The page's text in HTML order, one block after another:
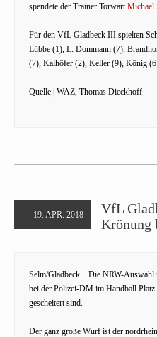
spendete der Trainer Torwart Michael
Für den VfL Gladbeck III spielten
Lübbe (1), L. Dommann (7),
(7), Kalhöfer (2), Keller (9), König
Quelle | WAZ, Thomas Dieckhoff
19. APR. 2018
VfL
Krönung
Selm/Gladbeck. Die NRW-
bei der Polizei-DM im Handball
gescheitert sind.
Der ganz große Wurf ist der